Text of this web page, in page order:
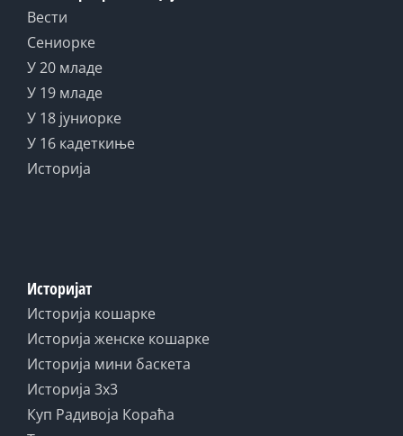
Вести
Сениорке
У 20 младе
У 19 младе
У 18 јуниорке
У 16 кадеткиње
Историја
Историјат
Историја кошарке
Историја женске кошарке
Историја мини баскета
Историја 3x3
Куп Радивоја Кораћа